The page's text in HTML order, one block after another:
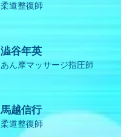
柔道整復師
澁谷年英
あん摩マッサージ指圧師
馬越信行
柔道整復師